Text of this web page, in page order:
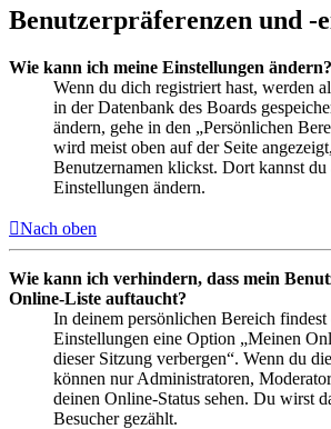
Benutzerpräferenzen und -
Wie kann ich meine Einstellungen ändern?
Wenn du dich registriert hast, werden
in der Datenbank des Boards
ändern, gehe in den „Persönlichen
wird meist oben auf der Seite
Benutzernamen klickst. Dort kannst du
Einstellungen ändern.
Nach oben
Wie kann ich verhindern, dass mein
Online-Liste auftaucht?
In deinem persönlichen Bereich findest
Einstellungen eine Option „Meinen
dieser Sitzung verbergen“. Wenn du
können nur Administratoren,
deinen Online-Status sehen. Du wirst
Besucher gezählt.